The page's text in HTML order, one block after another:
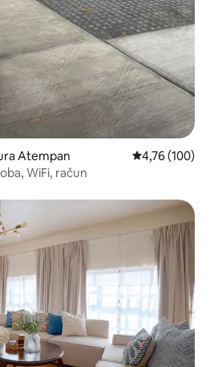
Atempan Prosječna
4,76 (100)
WiFi, račun
s oznakom „Odabrali gosti”